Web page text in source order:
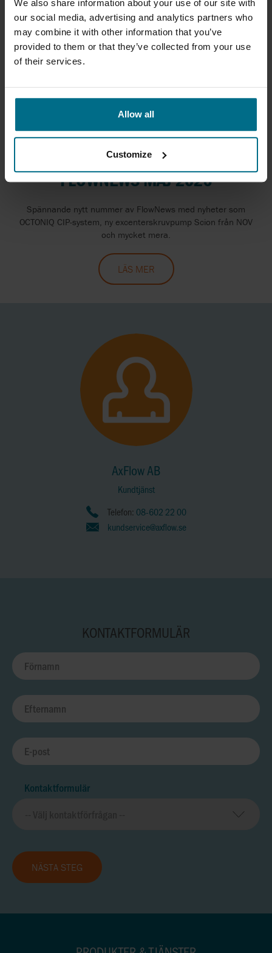
We also share information about your use of our site with
our social media, advertising and analytics partners who
may combine it with other information that you’ve
provided to them or that they’ve collected from your use
of their services.
Allow all
Customize
FLOWNEWS MAJ 2026
Spännande nytt nummer av FlowNews med nyheter som
OCTONIQ CIP-system, ny excenterskruvpump Scion från NOV
och mycket mera.
LÄS MER
AxFlow AB
Kundtjänst
Telefon: 08-602 22 00
kundservice@axflow.se
KONTAKTFORMULÄR
Kontaktformulär
NÄSTA STEG